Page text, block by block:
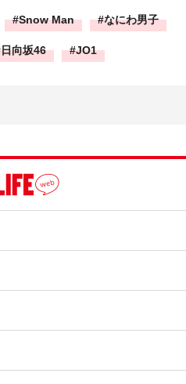
Snow Man なにわ男子
日向坂46 JO1